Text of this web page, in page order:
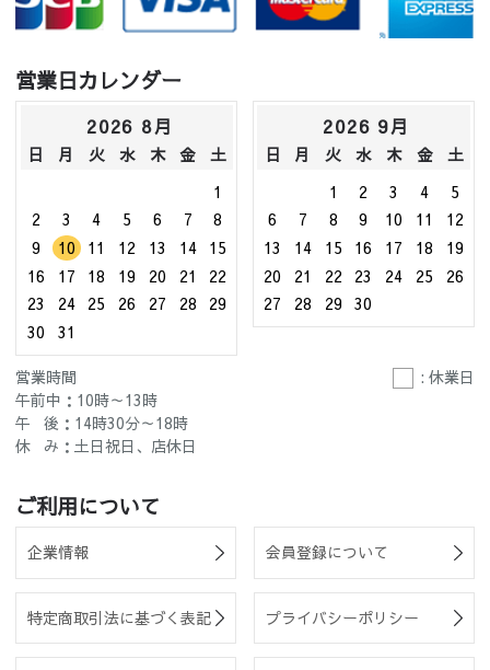
営業日カレンダー
2026 8月
日 月 火 水 木 金
土
1
2
3 4 5 6 7
8
9
10 11 12 13 14
15
16
17 18 19 20 21
22
23
24 25 26 27 28
29
30
31
2026 9月
日 月 火 水 木 金
土
1
2 3 4
5
6
7 8 9 10 11
12
13
14 15 16 17 18
19
20
21 22 23 24 25
26
27
28 29 30
営業時間
: 休業日
午前中：10時～13時
午 後：14時30分～18時
休 み：土日祝日、店休日
ご利用について
企業情報 会員登録について
特定商取引法に基づく表記 プライバシーポリシー